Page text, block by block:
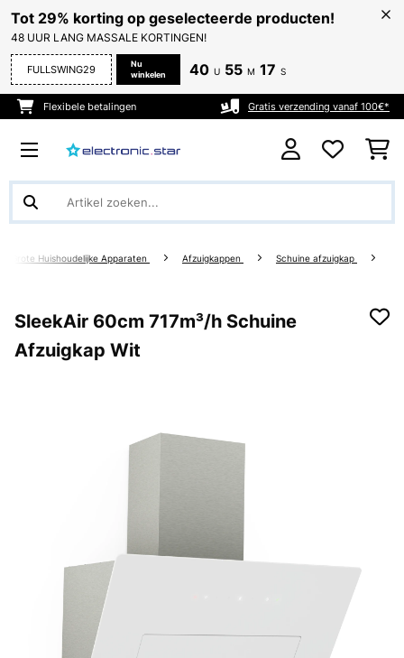
Tot 29% korting op geselecteerde producten!
48 UUR LANG MASSALE KORTINGEN!
FULLSWING29
Nu
winkelen
40 U 55 M 17 S
Flexibele betalingen Gratis verzending vanaf 100€*
Grote Huishoudelijke Apparaten Afzuigkappen Schuine afzuigkap
SleekAir 60cm 717m³/h Schuine
Afzuigkap Wit